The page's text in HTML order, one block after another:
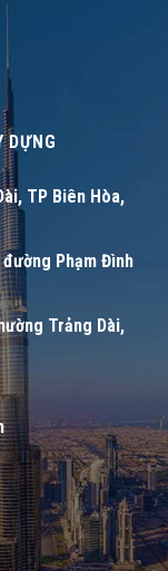
DỰNG
TP Biên Hòa,
đường Phạm Đình
Trảng Dài,